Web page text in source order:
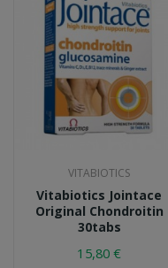
VITABIOTICS
Vitabiotics Jointace
Original Chondroitin
30tabs
15,80 €